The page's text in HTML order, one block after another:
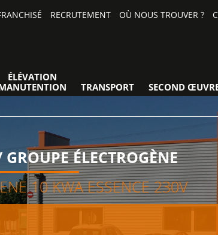
RECRUTEMENT OÙ NOUS TROUVER ?
ÉLÉVATION
TRANSPORT SECOND
ÉLECTROGÈNE
10 KWA ESSENCE 230V